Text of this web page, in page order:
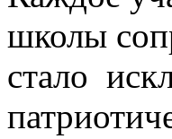
школы
стало